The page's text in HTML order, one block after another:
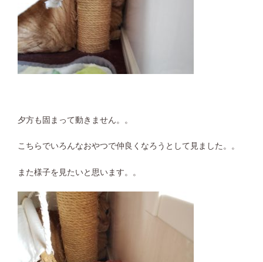
夕方も固まって動きません。。
こちらでいろんなおやつで仲良くなろうとして見ました。。
また様子を見たいと思います。。